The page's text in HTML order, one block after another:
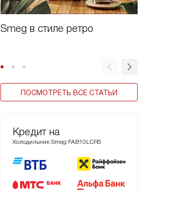
Smeg в стиле ретро
ПОСМОТРЕТЬ ВСЕ СТАТЬИ
Кредит на
Холодильник Smeg FAB10LCR5